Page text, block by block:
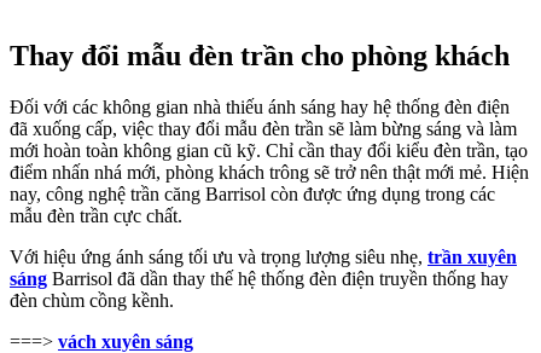
Thay đổi mẫu đèn trần cho phòng khách
Đối với các không gian nhà thiếu ánh sáng hay hệ thống đèn điện
đã xuống cấp, việc thay đổi mẫu đèn trần sẽ làm bừng sáng và làm
mới hoàn toàn không gian cũ kỹ. Chỉ cần thay đổi kiểu đèn trần, tạo
điểm nhấn nhá mới, phòng khách trông sẽ trở nên thật mới mẻ. Hiện
nay, công nghệ trần căng Barrisol còn được ứng dụng trong các
mẫu đèn trần cực chất.
Với hiệu ứng ánh sáng tối ưu và trọng lượng siêu nhẹ, trần xuyên
sáng Barrisol đã dần thay thế hệ thống đèn điện truyền thống hay
đèn chùm cồng kềnh.
===> vách xuyên sáng